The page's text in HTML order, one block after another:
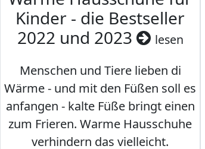
Kinder - die Bestseller
2022 und 2023
lesen
Menschen und Tiere lieben di
Wärme - und mit den Füßen soll es
anfangen - kalte Füße bringt einen
zum Frieren. Warme Hausschuhe
verhindern das vielleicht.